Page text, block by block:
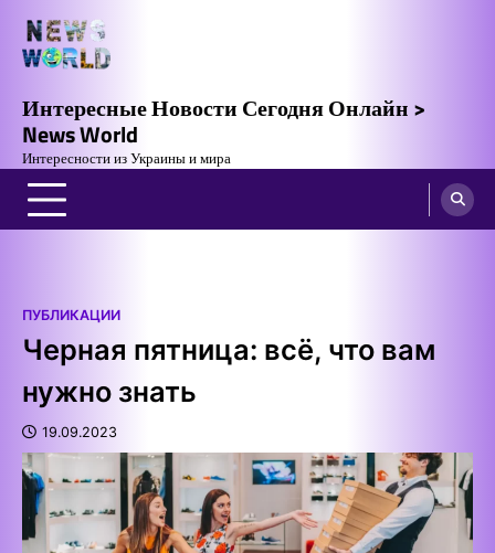
content
Интересные Новости Сегодня Онлайн >
News World
Интересности из Украины и мира
ПУБЛИКАЦИИ
Черная пятница: всё, что вам
нужно знать
19.09.2023